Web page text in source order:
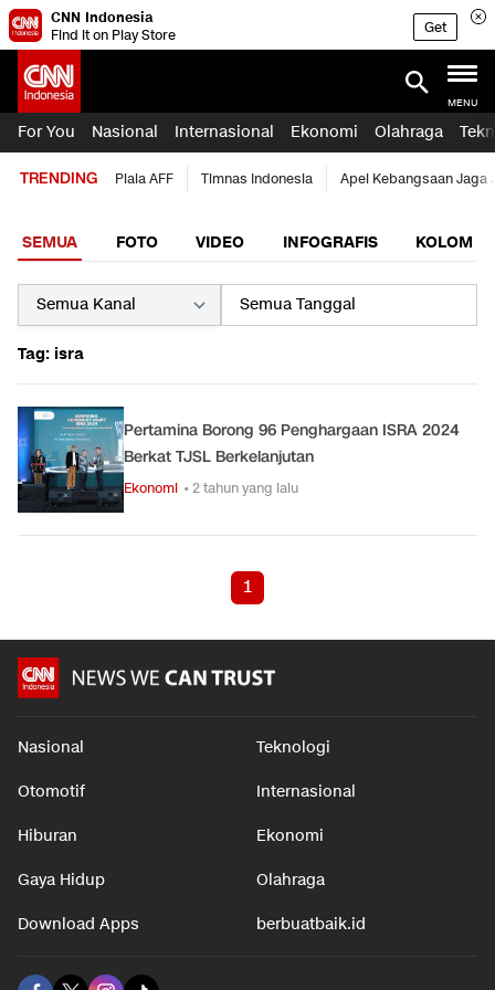
CNN Indonesia
Find it on Play Store
Get
MENU
For You Nasional Internasional Ekonomi Olahraga
TRENDING Piala AFF Timnas Indonesia Apel Kebangsaan Jaga
SEMUA FOTO VIDEO INFOGRAFIS KOLOM
Tag: isra
Pertamina Borong 96 Penghargaan ISRA 2024
Berkat TJSL Berkelanjutan
Ekonomi • 2 tahun yang lalu
1
Nasional Teknologi
Otomotif Internasional
Hiburan Ekonomi
Gaya Hidup Olahraga
Download Apps berbuatbaik.id